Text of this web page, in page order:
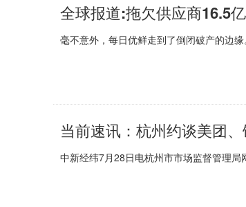
毫不意外，每日优鲜走到了倒闭破产的边
当前速讯：杭州约谈美团
中新经纬7月28日电杭州市市场监督管理